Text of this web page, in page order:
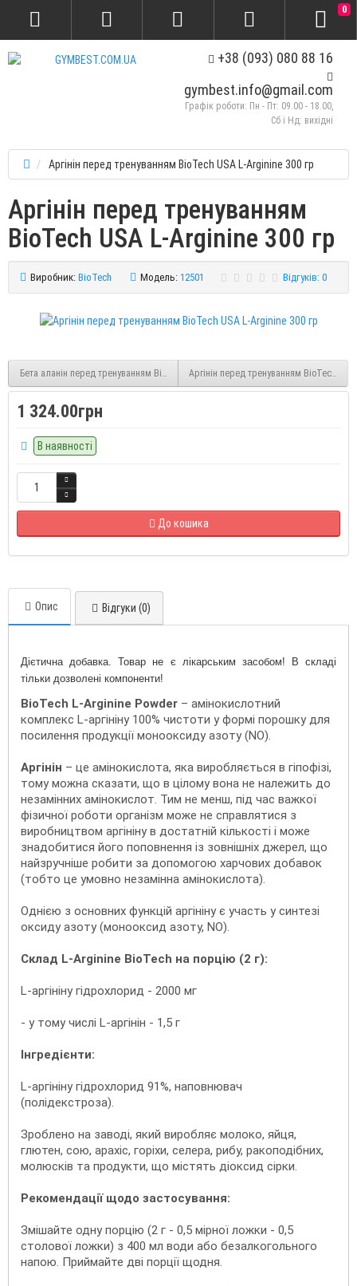
+38 (093) 080 88 16
gymbest.info@gmail.com
Графік роботи: Пн - Пт: 09.00 - 18.00,
Сб і Нд: вихідні
0
Аргінін перед тренуванням BioTech USA L-Arginine 300 гр
Аргінін перед тренуванням
BioTech USA L-Arginine 300 гр
Виробник: BioTech Модель: 12501 Відгуків: 0
Бета аланін перед тренуванням BioTech USA Beta Alanine 300 g
Аргінін перед тренуванням BioTech
1 324.00грн
В наявності
До кошика
Опис Відгуки (0)
Дієтична добавка. Товар не є лікарським засобом! В складі
тільки дозволені компоненти!
BioTech L-Arginine Powder – амінокислотний
комплекс L-аргініну 100% чистоти у формі порошку для
посилення продукції монооксиду азоту (NO).
Аргінін – це амінокислота, яка виробляється в гіпофізі,
тому можна сказати, що в цілому вона не належить до
незамінних амінокислот. Тим не менш, під час важкої
фізичної роботи організм може не справлятися з
виробництвом аргініну в достатній кількості і може
знадобитися його поповнення із зовнішніх джерел, що
найзручніше робити за допомогою харчових добавок
(тобто це умовно незамінна амінокислота).
Однією з основних функцій аргініну є участь у синтезі
оксиду азоту (монооксид азоту, NO).
Склад L-Arginine BioTech на порцію (2 г):
L-аргініну гідрохлорид - 2000 мг
- у тому числі L-аргінін - 1,5 г
Інгредієнти:
L-аргініну гідрохлорид 91%, наповнювач
(полідекстроза).
Зроблено на заводі, який виробляє молоко, яйця,
глютен, сою, арахіс, горіхи, селера, рибу, ракоподібних,
молюсків та продукти, що містять діоксид сірки.
Рекомендації щодо застосування:
Змішайте одну порцію (2 г - 0,5 мірної ложки - 0,5
столової ложки) з 400 мл води або безалкогольного
напою. Приймайте дві порції щодня.